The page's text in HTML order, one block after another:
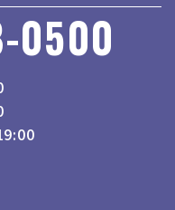
0500